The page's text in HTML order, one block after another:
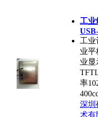
工业
工业
业平
业显
率
深圳
术有